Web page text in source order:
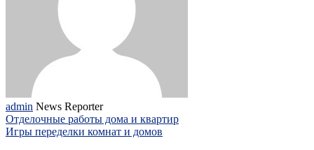
admin News Reporter
Отделочные работы дома и квартир
Игры переделки комнат и домов